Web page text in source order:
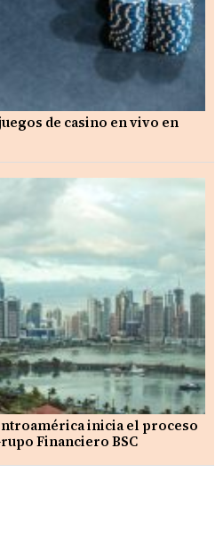
de casino en vivo en
inicia el proceso
Financiero BSC